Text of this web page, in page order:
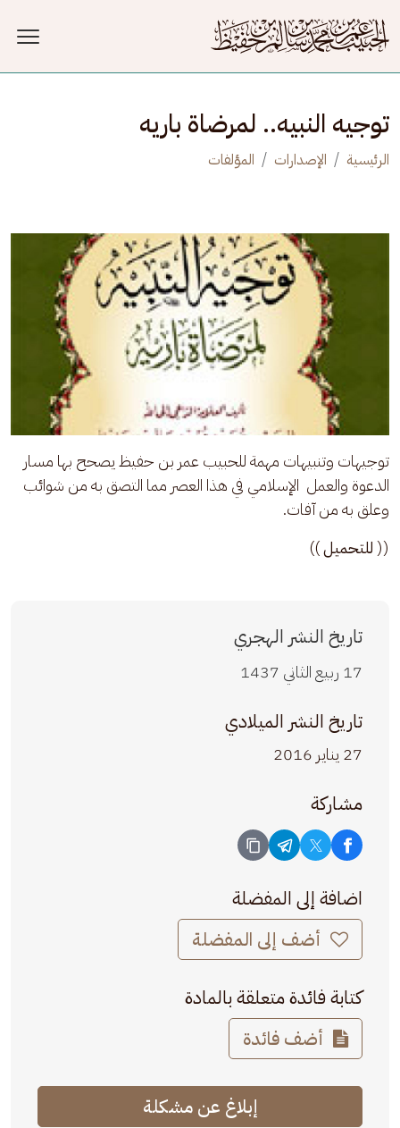
توجيه النبيه.. لمرضاة باريه
الرئيسية الإصدارات المؤلفات
توجيهات وتنبيهات مهمة للحبيب عمر بن حفيظ يصحح بها مسار
الدعوة والعمل  الإسلامي في هذا العصر مما التصق به من شوائب
وعلق به من آفات.
(( للتحميل ))
تاريخ النشر الهجري
17 ربيع الثاني 1437
تاريخ النشر الميلادي
27 يناير 2016
مشاركة
اضافة إلى المفضلة
أضف إلى المفضلة
كتابة فائدة متعلقة بالمادة
أضف فائدة
إبلاغ عن مشكلة